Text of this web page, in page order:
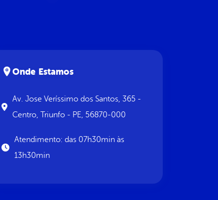
Onde Estamos
Av. Jose Veríssimo dos Santos, 365 -
Centro, Triunfo - PE, 56870-000
Atendimento: das 07h30min às
13h30min